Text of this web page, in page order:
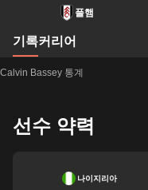
풀햄
기록커리어
Calvin Bassey 통계
선수 약력
나이지리아